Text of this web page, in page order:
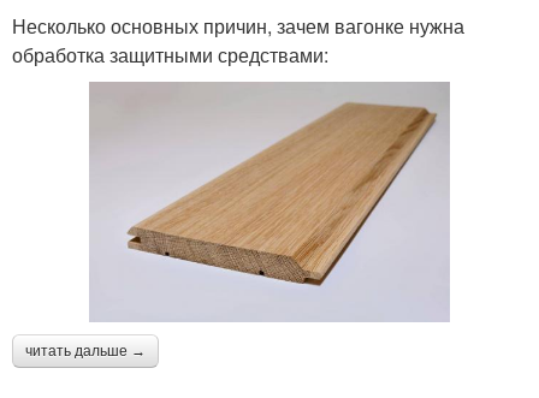
Несколько основных причин, зачем вагонке нужна
обработка защитными средствами:
читать дальше →